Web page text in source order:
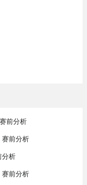
前分析
赛前分析
分析
赛前分析